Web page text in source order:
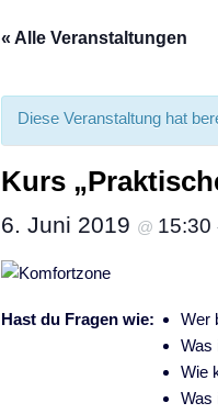
« Alle Veranstaltungen
Diese Veranstaltung hat
Kurs
6. Juni 2019 @ 15:30
Hast du Fragen wie:
Wer
Was
Wie
Was